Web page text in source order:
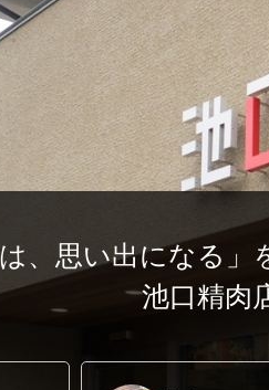
、思い出になる」
池口精肉